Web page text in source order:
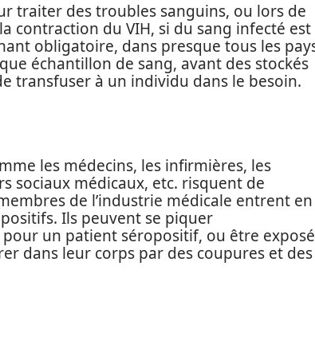
traiter des troubles sanguins, ou lors de
contraction du VIH, si du sang infecté est
obligatoire, dans presque tous les
échantillon de sang, avant des stockés
transfuser à un individu dans le besoin.
les médecins, les infirmières, les
sociaux médicaux, etc. risquent de
de l’industrie médicale entrent en
Ils peuvent se piquer
un patient séropositif, ou être
dans leur corps par des coupures et des